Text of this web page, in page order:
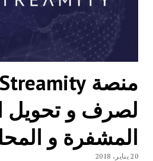
لصرف و تحويل
المشفرة و
20 يناير، 2018